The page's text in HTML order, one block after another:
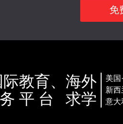
免
教育、
平 台
海外
求学
美国
新西
意大